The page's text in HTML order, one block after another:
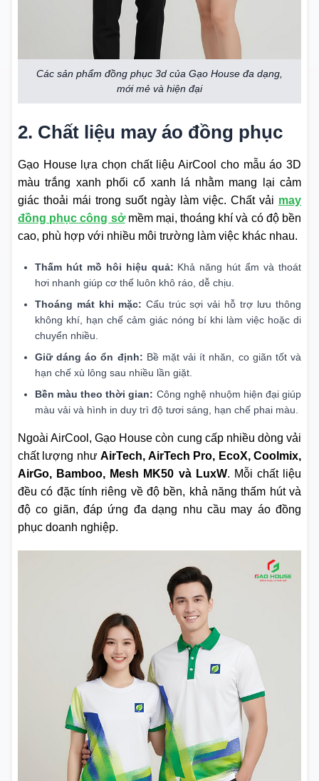
Các sản phẩm đồng phục 3d của Gạo House đa dạng,
mới mẻ và hiện đại
2. Chất liệu may áo đồng phục
Gạo House lựa chọn chất liệu AirCool cho mẫu áo 3D
màu trắng xanh phối cổ xanh lá nhằm mang lại cảm
giác thoải mái trong suốt ngày làm việc. Chất vải may
đồng phục công sởmềm mại, thoáng khí và có độ bền
cao, phù hợp với nhiều môi trường làm việc khác nhau.
Thấm hút mồ hôi hiệu quả: Khả năng hút ẩm và thoát
hơi nhanh giúp cơ thể luôn khô ráo, dễ chịu.
Thoáng mát khi mặc: Cấu trúc sợi vải hỗ trợ lưu thông
không khí, hạn chế cảm giác nóng bí khi làm việc hoặc di
chuyển nhiều.
Giữ dáng áo ổn định: Bề mặt vải ít nhăn, co giãn tốt và
hạn chế xù lông sau nhiều lần giặt.
Bền màu theo thời gian: Công nghệ nhuộm hiện đại giúp
màu vải và hình in duy trì độ tươi sáng, hạn chế phai màu.
Ngoài AirCool, Gạo House còn cung cấp nhiều dòng vải
chất lượng nhưAirTech, AirTech Pro, EcoX, Coolmix,
AirGo, Bamboo, Mesh MK50 và LuxW. Mỗi chất liệu
đều có đặc tính riêng về độ bền, khả năng thấm hút và
độ co giãn, đáp ứng đa dạng nhu cầu may áo đồng
phục doanh nghiệp.